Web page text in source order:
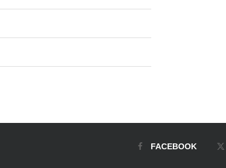
FACEBOOK